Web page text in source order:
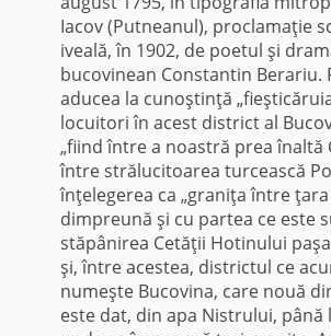
Iacov (Putneanul), proclamaţie
iveală, în 1902, de poetul şi
bucovinean Constantin Berariu.
aducea la cunoştinţă
locuitori în acest district al
„fiind între a noastră prea înaltă
între strălucitoarea turcească
înţelegerea ca „graniţa între
dimpreună şi cu partea ce este
stăpânirea Cetăţii Hotinului
şi, între acestea, districtul ce
numeşte Bucovina, care nouă
este dat, din apa Nistrului, până